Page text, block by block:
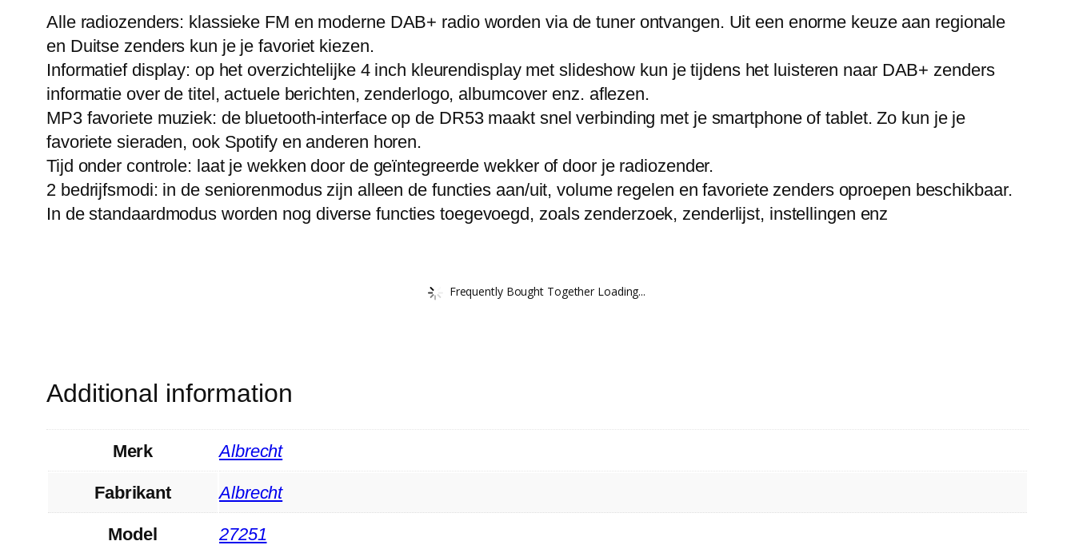
Alle radiozenders: klassieke FM en moderne DAB+ radio worden via de tuner ontvangen. Uit een enorme keuze aan regionale
en Duitse zenders kun je je favoriet kiezen.
Informatief display: op het overzichtelijke 4 inch kleurendisplay met slideshow kun je tijdens het luisteren naar DAB+ zenders
informatie over de titel, actuele berichten, zenderlogo, albumcover enz. aflezen.
MP3 favoriete muziek: de bluetooth-interface op de DR53 maakt snel verbinding met je smartphone of tablet. Zo kun je je
favoriete sieraden, ook Spotify en anderen horen.
Tijd onder controle: laat je wekken door de geïntegreerde wekker of door je radiozender.
2 bedrijfsmodi: in de seniorenmodus zijn alleen de functies aan/uit, volume regelen en favoriete zenders oproepen beschikbaar.
In de standaardmodus worden nog diverse functies toegevoegd, zoals zenderzoek, zenderlijst, instellingen enz
Frequently Bought Together Loading...
Additional information
Merk ‎Albrecht
Fabrikant ‎Albrecht
Model ‎27251